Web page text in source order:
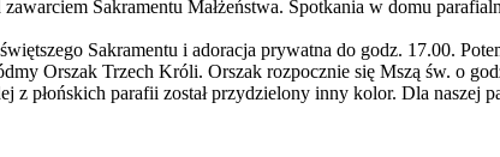
Sakramentu Małżeństwa. Spotkania w domu
Sakramentu i adoracja prywatna do godz. 17.00.
Orszak Trzech Króli. Orszak rozpocznie się Mszą św. o
płońskich parafii został przydzielony inny kolor. Dla naszej